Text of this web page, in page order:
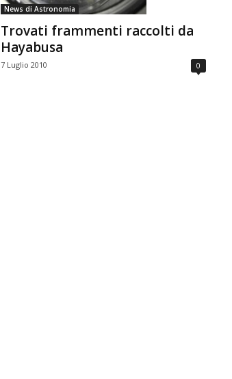
News di Astronomia
Trovati frammenti raccolti da
Hayabusa
7 Luglio 2010 0